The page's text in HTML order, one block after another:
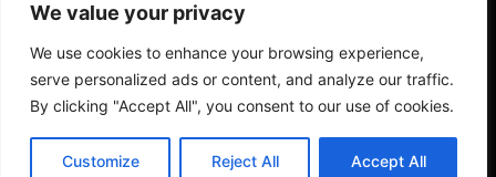
We value your privacy
We use cookies to enhance your browsing experience,
serve personalized ads or content, and analyze our traffic.
By clicking "Accept All", you consent to our use of cookies.
Customize Reject All Accept All
KONTAKT INFORMACIJE
IMPRESSUM MARKETING REZULTATI